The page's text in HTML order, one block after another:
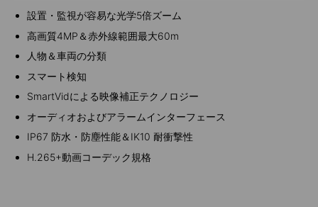
設置・監視が容易な光学5倍ズーム
高画質4MP＆赤外線範囲最大60m
人物＆車両の分類
スマート検知
SmartVidによる映像補正テクノロジー
オーディオおよびアラームインターフェース
IP67 防水・防塵性能＆IK10 耐衝撃性
H.265+動画コーデック規格